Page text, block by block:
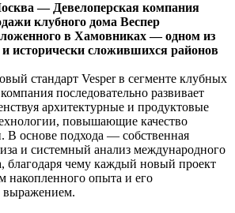
— Девелоперская компания
клубного дома Веспер
в Хамовниках — одном из
исторически сложившихся районов
стандарт Vesper в сегменте клубных
последовательно развивает
архитектурные и продуктовые
повышающие качество
В основе подхода — собственная
и системный анализ международного
благодаря чему каждый новый проект
накопленного опыта и его
выражением.